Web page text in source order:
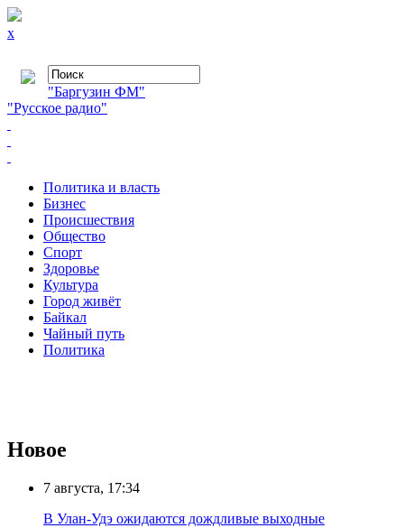
x
"Баргузин ФМ"
"Русское радио"
Политика и власть
Бизнес
Происшествия
Общество
Cпорт
Здоровье
Культура
Город живёт
Байкал
Чайный путь
Политика
Новое
7 августа, 17:34
В Улан-Удэ ожидаются дождливые выходные